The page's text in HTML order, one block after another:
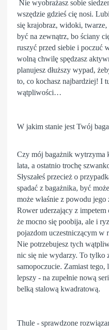
Nie wyobrażasz sobie
wszędzie gdzieś cię nosi.
się krajobraz, widoki,
być na zewnątrz, bo ściany
ruszyć przed siebie i poczuć
wolną chwilę spędzasz
planujesz dłuższy wypad,
to, co kochasz najbardziej! I
wątpliwości…
W jakim stanie jest Twój
Czy mój bagażnik wytrzyma
lata, a ostatnio trochę
Słyszałeś przecież o
spadać z bagażnika, być
może właśnie z powodu jego
Rower uderzający z
że mocno się poobija, ale i
pojazdom uczestniczącym w
Nie potrzebujesz tych
nic się nie wydarzy. To tylko
samopoczucie. Zamiast tego,
lepszy - na zupełnie nową
belką stalową kwadratową.
Thule - sprawdzone